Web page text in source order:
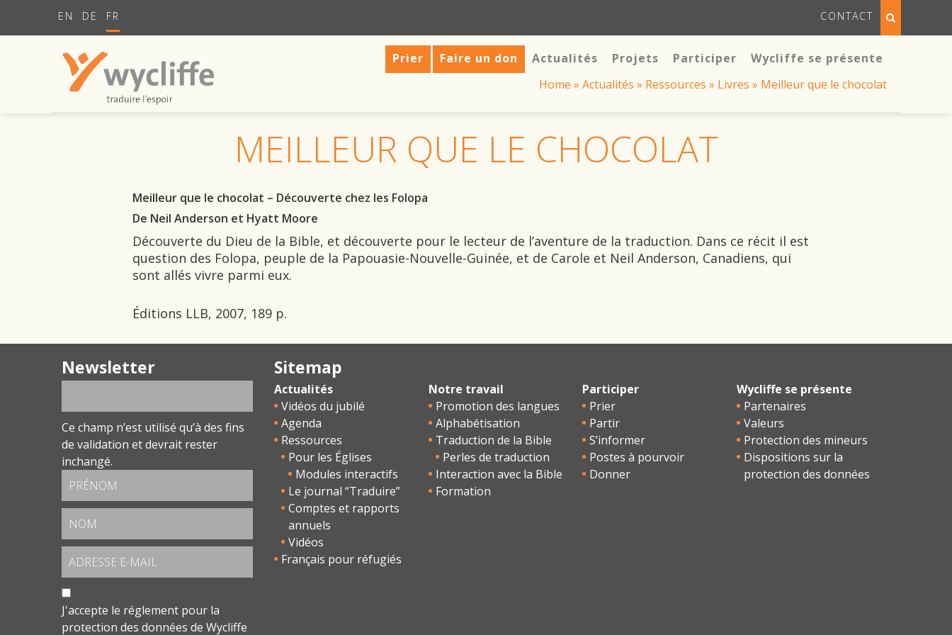
EN DE FR CONTACT
Prier Faire un don Actualités Projets Participer
Wycliffe se présente
Home » Actualités » Ressources » Livres » Meilleur que le chocolat
MEILLEUR QUE LE CHOCOLAT
Meilleur que le chocolat – Découverte chez les Folopa
De Neil Anderson et Hyatt Moore
Découverte du Dieu de la Bible, et découverte pour le lecteur de l’aventure de la traduction. Dans ce récit il est
question des Folopa, peuple de la Papouasie-Nouvelle-Guinée, et de Carole et Neil Anderson, Canadiens, qui
sont allés vivre parmi eux.
Éditions LLB, 2007, 189 p.
Newsletter
Ce champ n’est utilisé qu’à des fins
de validation et devrait rester
inchangé.
J'accepte le réglement pour la
protection des données de Wycliffe
Sitemap
Actualités
Vidéos du jubilé
Agenda
Ressources
Pour les Églises
Modules interactifs
Le journal “Traduire”
Comptes et rapports
annuels
Vidéos
Français pour réfugiés
Notre travail
Promotion des langues
Alphabétisation
Traduction de la Bible
Perles de traduction
Interaction avec la Bible
Formation
Participer
Prier
Partir
S’informer
Postes à pourvoir
Donner
Wycliffe se présente
Partenaires
Valeurs
Protection des mineurs
Dispositions sur la
protection des données